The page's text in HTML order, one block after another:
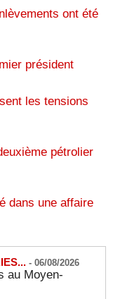
ont été
président
les tensions
pétrolier
dans une affaire
- 06/08/2026
au Moyen-